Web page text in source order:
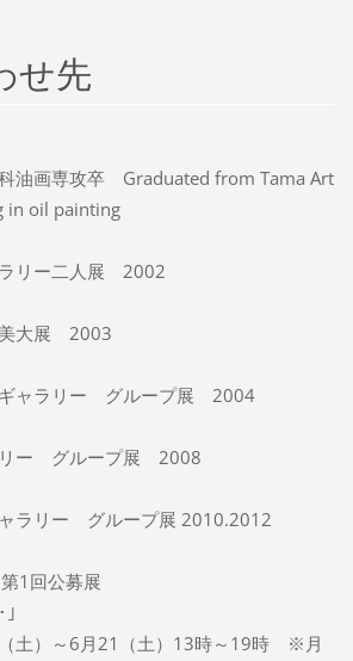
せ先
油画専攻卒 Graduated from Tama Art
in oil painting
リー二人展 2002
大展 2003
ャラリー グループ展 2004
ー グループ展 2008
ラリー グループ展 2010.2012
1回公募展
土）～6月21（土）13時～19時 ※月